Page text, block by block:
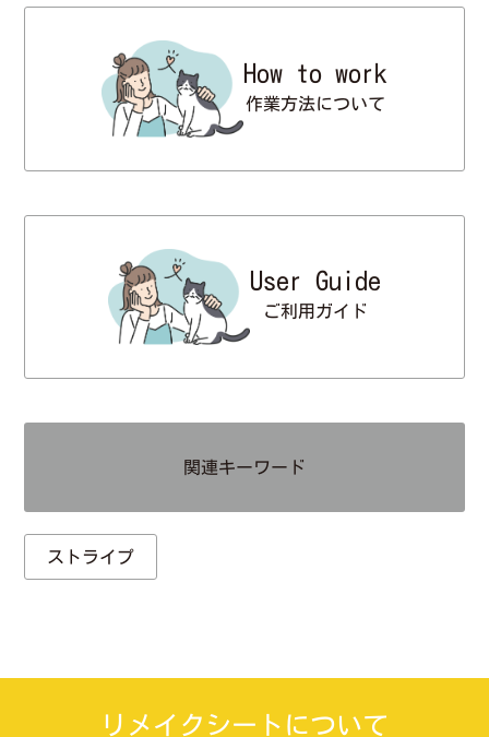
リメイクシートについて
How to work
作業方法について
User Guide
ご利用ガイド
関連キーワード
ストライプ